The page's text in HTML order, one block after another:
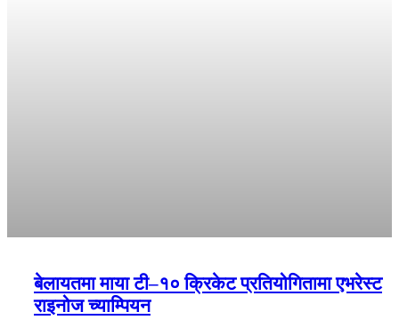
बेलायतमा माया टी–१० क्रिकेट प्रतियोगितामा एभरेस्ट
राइनोज च्याम्पियन